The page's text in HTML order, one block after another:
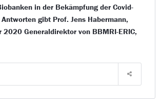
in der Bekämpfung der Covid-
gibt Prof. Jens Habermann,
2020 Generaldirektor von BBMRI-ERIC,